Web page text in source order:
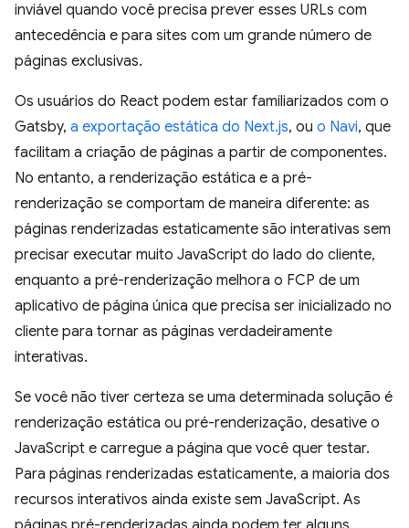
inviável quando você precisa prever esses URLs com
antecedência e para sites com um grande número de
páginas exclusivas.
Os usuários do React podem estar familiarizados com o
Gatsby, a exportação estática do Next.js, ou o Navi, que
facilitam a criação de páginas a partir de componentes.
No entanto, a renderização estática e a pré-
renderização se comportam de maneira diferente: as
páginas renderizadas estaticamente são interativas sem
precisar executar muito JavaScript do lado do cliente,
enquanto a pré-renderização melhora o FCP de um
aplicativo de página única que precisa ser inicializado no
cliente para tornar as páginas verdadeiramente
interativas.
Se você não tiver certeza se uma determinada solução é
renderização estática ou pré-renderização, desative o
JavaScript e carregue a página que você quer testar.
Para páginas renderizadas estaticamente, a maioria dos
recursos interativos ainda existe sem JavaScript. As